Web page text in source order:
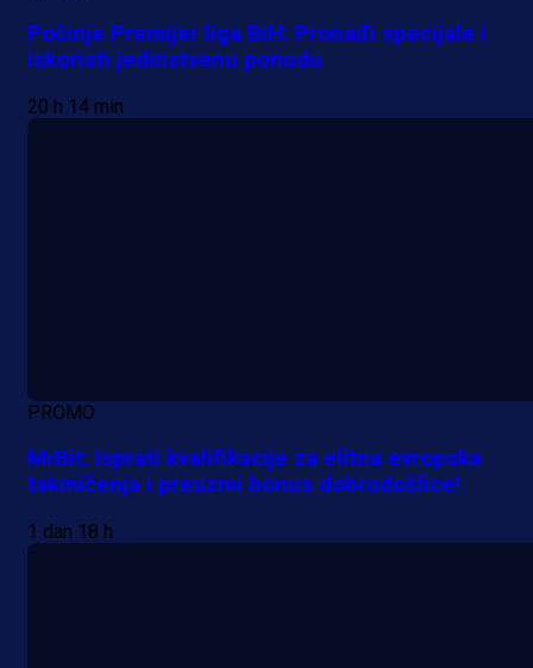
Počinje Premijer liga BiH: Pronađi specijale i
iskoristi jedinstvenu ponudu
20 h 14 min
PROMO
MrBit: Isprati kvalifikacije za elitna evropska
takmičenja i preuzmi bonus dobrodošlice!
1 dan 18 h